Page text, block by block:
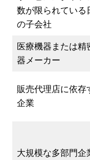
数が限られている
の子会社
医療機器または精
器メーカー
販売代理店に依存
企業
大規模な多部門企